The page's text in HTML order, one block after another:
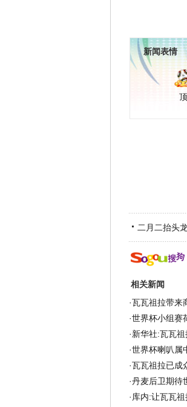
新闻表情
顶
二月二抬头
相关新闻
·瓦瓦祖拉带来
·世界杯小组赛
·新华社:瓦瓦
·世界杯喇叭属
·瓦瓦祖拉已成
·丹麦后卫期待
· 库内:让瓦瓦